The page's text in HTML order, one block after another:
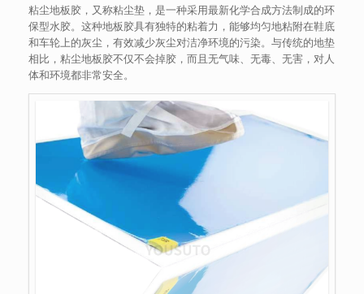
粘尘地板胶，又称粘尘垫，是一种采用最新化学合成方法制成的环
保型水胶。这种地板胶具有独特的粘着力，能够均匀地粘附在鞋底
和车轮上的灰尘，有效减少灰尘对洁净环境的污染。与传统的地垫
相比，粘尘地板胶不仅不会掉胶，而且无气味、无毒、无害，对人
体和环境都非常安全。